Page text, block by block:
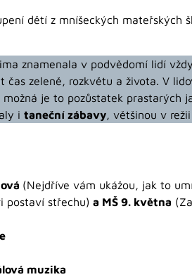
dětí z mníšeckých mateřských
znamenala v podvědomí lidí
zeleně, rozkvětu a života. V
je to pozůstatek prastarých
i taneční zábavy, většinou v
(Nejdříve vám ukážou, jak to
postaví střechu) a MŠ 9. května
muzika